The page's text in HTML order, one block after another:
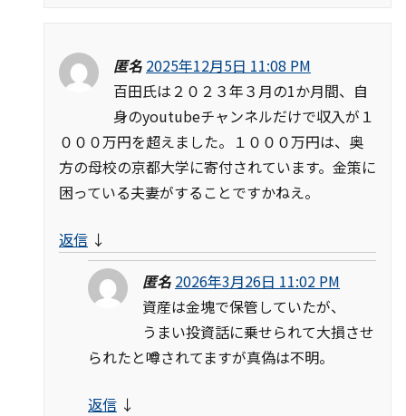
匿名 2025年12月5日 11:08 PM
百田氏は２０２３年３月の1か月間、自
身のyoutubeチャンネルだけで収入が１
０００万円を超えました。１０００万円は、奥
方の母校の京都大学に寄付されています。金策に
困っている夫妻がすることですかねえ。
返信 ↓
匿名 2026年3月26日 11:02 PM
資産は金塊で保管していたが、
うまい投資話に乗せられて大損させ
られたと噂されてますが真偽は不明。
返信 ↓